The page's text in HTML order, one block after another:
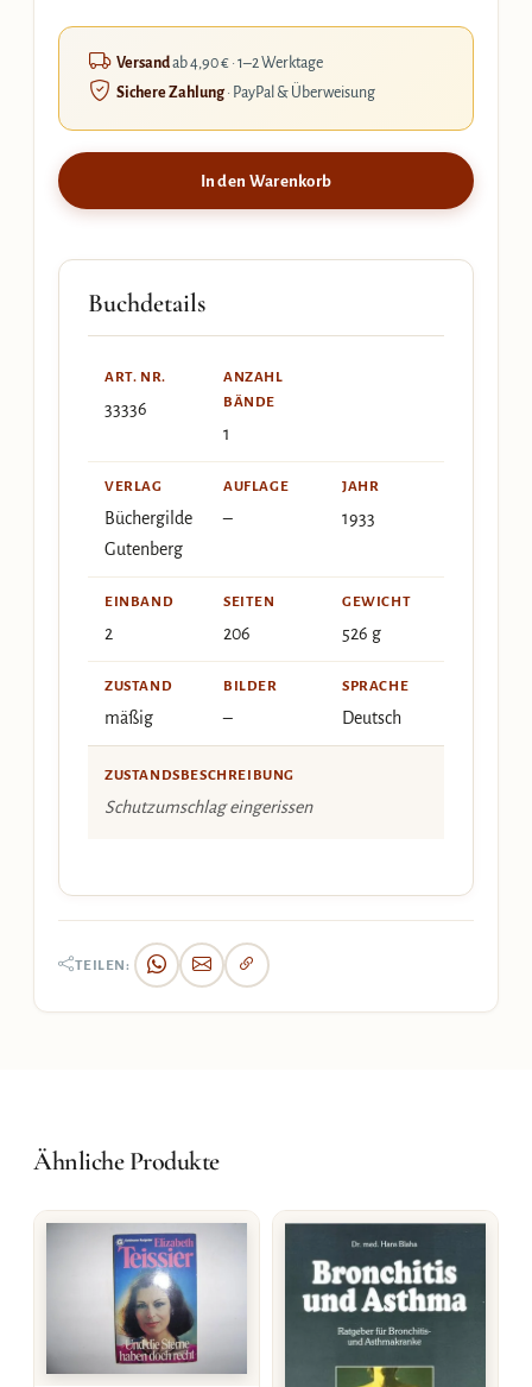
Versandab 4,90 € · 1–2 Werktage
Sichere Zahlung· PayPal & Überweisung
In den Warenkorb
Buchdetails
ART. NR.
33336
ANZAHL
BÄNDE
1
VERLAG
Büchergilde
Gutenberg
AUFLAGE
–
JAHR
1933
EINBAND
2
SEITEN
206
GEWICHT
526 g
ZUSTAND
mäßig
BILDER
–
SPRACHE
Deutsch
ZUSTANDSBESCHREIBUNG
Schutzumschlag eingerissen
TEILEN:
Ähnliche Produkte